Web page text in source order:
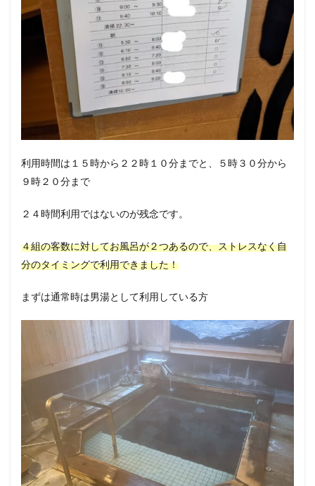
利用時間は１５時から２２時１０分までと、５時３０分から
９時２０分まで
２４時間利用ではないのが残念です。
４組の客数に対してお風呂が２つあるので、ストレスなく自
分のタイミングで利用できました！
まずは通常時は男湯として利用している方